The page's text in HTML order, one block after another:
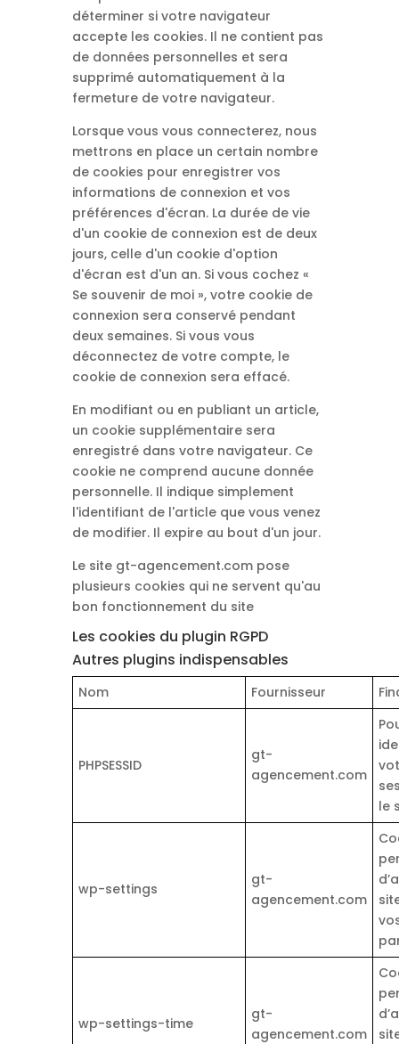
déterminer si votre navigateur
accepte les cookies. Il ne contient pas
de données personnelles et sera
supprimé automatiquement à la
fermeture de votre navigateur.
Lorsque vous vous connecterez, nous
mettrons en place un certain nombre
de cookies pour enregistrer vos
informations de connexion et vos
préférences d'écran. La durée de vie
d'un cookie de connexion est de deux
jours, celle d'un cookie d'option
d'écran est d'un an. Si vous cochez «
Se souvenir de moi », votre cookie de
connexion sera conservé pendant
deux semaines. Si vous vous
déconnectez de votre compte, le
cookie de connexion sera effacé.
En modifiant ou en publiant un article,
un cookie supplémentaire sera
enregistré dans votre navigateur. Ce
cookie ne comprend aucune donnée
personnelle. Il indique simplement
l'identifiant de l'article que vous venez
de modifier. Il expire au bout d'un jour.
Le site gt-agencement.com pose
plusieurs cookies qui ne servent qu'au
bon fonctionnement du site
Les cookies du plugin RGPD
Autres plugins indispensables
Nom Fournisseur
PHPSESSID
gt-
agencement.com
le
wp-settings
gt-
agencement.com
wp-settings-time
gt-
agencement.com